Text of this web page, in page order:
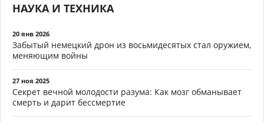
НАУКА И ТЕХНИКА
20 янв 2026
Забытый немецкий дрон из восьмидесятых стал оружием,
меняющим войны
27 ноя 2025
Секрет вечной молодости разума: Как мозг обманывает
смерть и дарит бессмертие